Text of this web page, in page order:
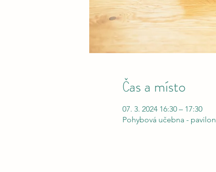
Čas a místo
07. 3. 2024 16:30 – 17:30
Pohybová učebna -